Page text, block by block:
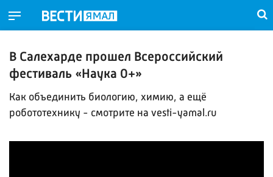
В Салехарде прошел Всероссийский
фестиваль «Наука 0+»
Как объединить биологию, химию, а ещё
робототехнику - смотрите на vesti-yamal.ru